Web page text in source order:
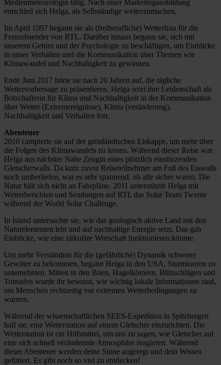
Medienmeteorologin tätig. Nach einer Marketingausbildung
entschied sich Helga, als Selbständige weiterzumachen.
Im April 1997 begann sie als (freiberufliche) Wetterfrau für die
Fernsehsender von RTL. Darüber hinaus begann sie, sich mit
unserem Gehirn und der Psychologie zu beschäftigen, um Einblicke
in unser Verhalten und die Kommunikation über Themen wie
Klimawandel und Nachhaltigkeit zu gewinnen.
Ende Juni 2017 hörte sie nach 20 Jahren auf, die tägliche
Wettervorhersage zu präsentieren. Helga setzt ihre Leidenschaft als
Botschafterin für Klima und Nachhaltigkeit in der Kommunikation
über Wetter (Extremereignisse), Klima (veränderung),
Nachhaltigkeit und Verhalten fort.
Abenteuer
2010 campierte sie auf der grönländischen Eiskappe, um mehr über
die Folgen des Klimawandels zu lernen. Während dieser Reise war
Helga aus nächster Nähe Zeugin eines plötzlich einstürzenden
Gletscherwalls. Da kurz zuvor Reiseteilnehmer am Fuß des Eiswalls
noch umherliefen, war es sehr spannend, ob alle sicher waren. Die
Natur hält sich nicht an Fahrpläne. 2011 unterstützte Helga mit
Wetterberichten und Sendungen auf RTL das Solar Team Twente
während der World Solar Challenge.
In Island untersuchte sie, wie das geologisch aktive Land mit den
Naturelementen lebt und auf nachhaltige Energie setzt. Das gab
Einblicke, wie eine zirkuläre Wirtschaft funktionieren könnte.
Um mehr Verständnis für die (gefährliche) Dynamik schwerer
Gewitter zu bekommen, begann Helga in den USA, Sturmtouren zu
unternehmen. Mitten in den Böen, Hagelkörnern, Blitzschlägen und
Tornados wurde ihr bewusst, wie wichtig lokale Informationen sind,
um Menschen rechtzeitig vor extremen Wetterbedingungen zu
warnen.
Während der wissenschaftlichen SEES-Expedition in Spitzbergen
half sie, eine Wetterstation auf einem Gletscher einzurichten. Die
Wetterstation ist ein Hilfsmittel, um uns zu sagen, wie Gletscher auf
eine sich schnell verändernde Atmosphäre reagieren. Während
dieser Abenteuer werden deine Sinne angeregt und dein Wissen
gefüttert. Es gibt noch so viel zu entdecken!